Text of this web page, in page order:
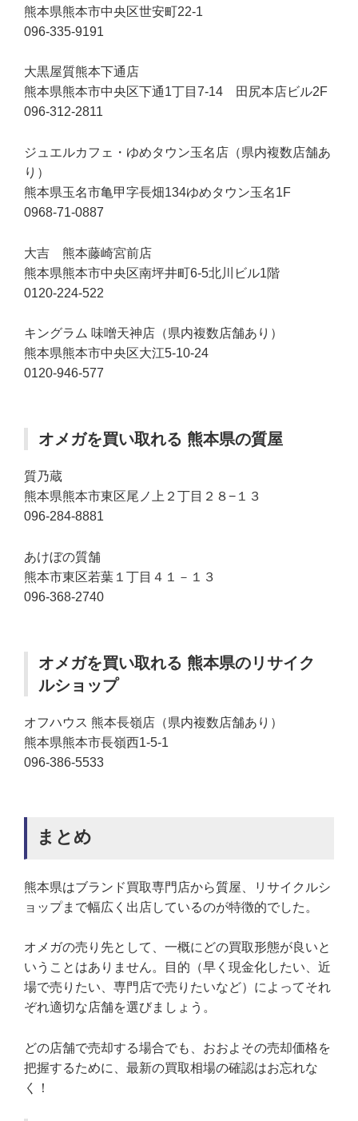
熊本県熊本市中央区世安町22-1
096-335-9191
大黒屋質熊本下通店
熊本県熊本市中央区下通1丁目7-14 田尻本店ビル2F
096-312-2811
ジュエルカフェ・ゆめタウン玉名店（県内複数店舗あ
り）
熊本県玉名市亀甲字長畑134ゆめタウン玉名1F
0968-71-0887
大吉 熊本藤崎宮前店
熊本県熊本市中央区南坪井町6-5北川ビル1階
0120-224-522
キングラム 味噌天神店（県内複数店舗あり）
熊本県熊本市中央区大江5-10-24
0120-946-577
オメガを買い取れる 熊本県の質屋
質乃蔵
熊本県熊本市東区尾ノ上２丁目２８−１３
096-284-8881
あけぼの質舗
熊本市東区若葉１丁目４１－１３
096-368-2740
オメガを買い取れる 熊本県のリサイク
ルショップ
オフハウス 熊本長嶺店（県内複数店舗あり）
熊本県熊本市長嶺西1-5-1
096-386-5533
まとめ
熊本県はブランド買取専門店から質屋、リサイクルシ
ョップまで幅広く出店しているのが特徴的でした。
オメガの売り先として、一概にどの買取形態が良いと
いうことはありません。目的（早く現金化したい、近
場で売りたい、専門店で売りたいなど）によってそれ
ぞれ適切な店舗を選びましょう。
どの店舗で売却する場合でも、おおよその売却価格を
把握するために、最新の買取相場の確認はお忘れな
く！